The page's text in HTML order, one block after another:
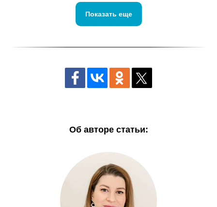
Показать еще
Об авторе статьи: